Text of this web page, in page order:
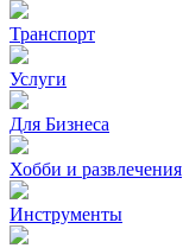
Транспорт
Услуги
Для Бизнеса
Хобби и развлечения
Инструменты